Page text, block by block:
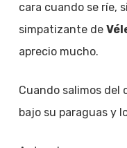
cara cuando se ríe,
simpatizante de
aprecio mucho.
Cuando salimos
bajo su paraguas y